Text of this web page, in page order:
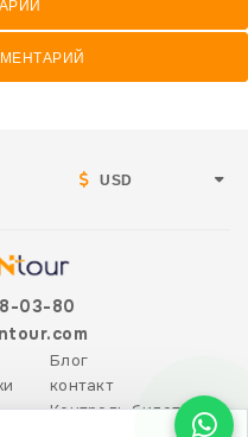
USD
03-80
Блог
контакт
Контроль билетов